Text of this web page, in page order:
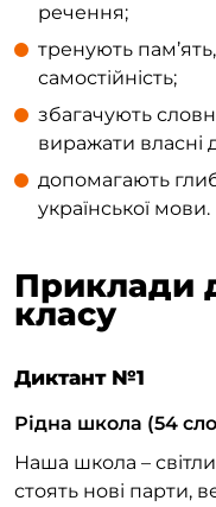
речення;
тренують
самостійність;
збагачують
виражати власні
допомагають
української мови.
Приклади
класу
Диктант №1
Рідна школа (54
Наша школа –
стоять нові парти,